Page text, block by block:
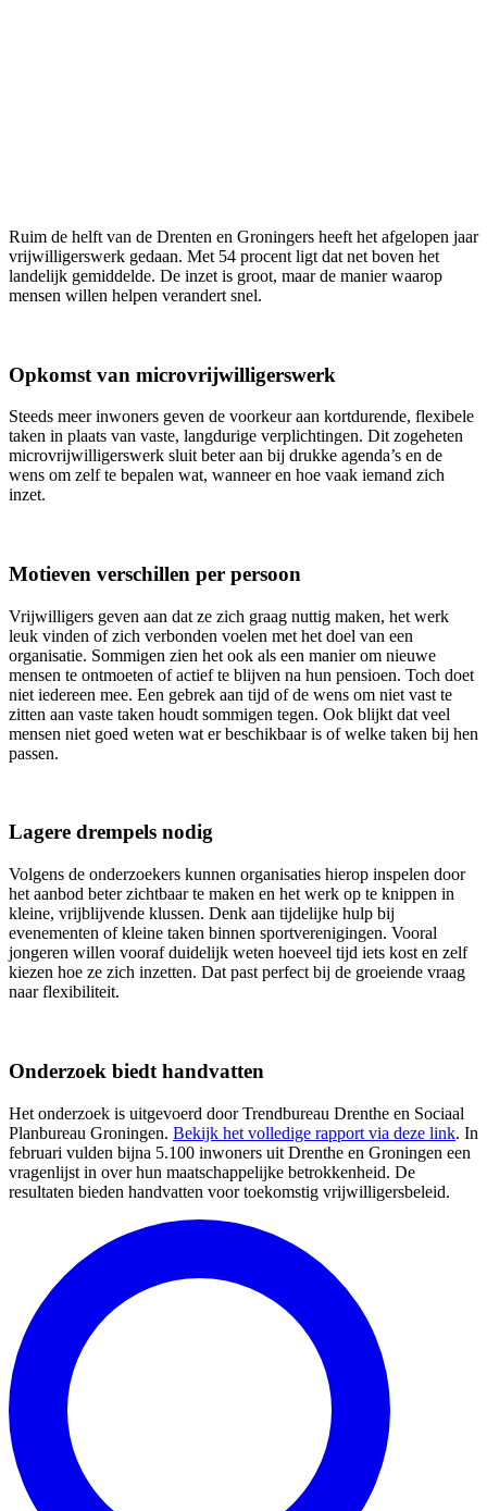
Ruim de helft van de Drenten en Groningers heeft het afgelopen jaar
vrijwilligerswerk gedaan. Met 54 procent ligt dat net boven het
landelijk gemiddelde. De inzet is groot, maar de manier waarop
mensen willen helpen verandert snel.
Opkomst van microvrijwilligerswerk
Steeds meer inwoners geven de voorkeur aan kortdurende, flexibele
taken in plaats van vaste, langdurige verplichtingen. Dit zogeheten
microvrijwilligerswerk sluit beter aan bij drukke agenda’s en de
wens om zelf te bepalen wat, wanneer en hoe vaak iemand zich
inzet.
Motieven verschillen per persoon
Vrijwilligers geven aan dat ze zich graag nuttig maken, het werk
leuk vinden of zich verbonden voelen met het doel van een
organisatie. Sommigen zien het ook als een manier om nieuwe
mensen te ontmoeten of actief te blijven na hun pensioen. Toch doet
niet iedereen mee. Een gebrek aan tijd of de wens om niet vast te
zitten aan vaste taken houdt sommigen tegen. Ook blijkt dat veel
mensen niet goed weten wat er beschikbaar is of welke taken bij hen
passen.
Lagere drempels nodig
Volgens de onderzoekers kunnen organisaties hierop inspelen door
het aanbod beter zichtbaar te maken en het werk op te knippen in
kleine, vrijblijvende klussen. Denk aan tijdelijke hulp bij
evenementen of kleine taken binnen sportverenigingen. Vooral
jongeren willen vooraf duidelijk weten hoeveel tijd iets kost en zelf
kiezen hoe ze zich inzetten. Dat past perfect bij de groeiende vraag
naar flexibiliteit.
Onderzoek biedt handvatten
Het onderzoek is uitgevoerd door Trendbureau Drenthe en Sociaal
Planbureau Groningen. Bekijk het volledige rapport via deze link. In
februari vulden bijna 5.100 inwoners uit Drenthe en Groningen een
vragenlijst in over hun maatschappelijke betrokkenheid. De
resultaten bieden handvatten voor toekomstig vrijwilligersbeleid.